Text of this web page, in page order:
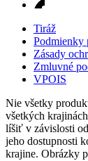
Tiráž
Podmienky
Zásady
Zmluvné
VPOIS
Nie všetky
všetkých
líšiť v závislosti
jeho dostupnosti
krajine. Obrázky